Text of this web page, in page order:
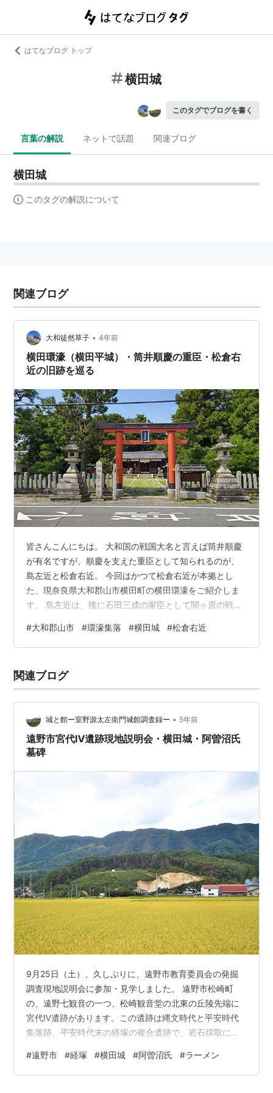
はてなブログ トップ
横田城
このタグでブログを書く
言葉の解説 ネットで話題 関連ブログ
横田城
このタグの解説について
関連ブログ
大和徒然草子 • 4年前
横田環濠（横田平城）・筒井順慶の重臣・松倉右
近の旧跡を巡る
皆さんこんにちは。 大和国の戦国大名と言えば筒井順慶
が有名ですが、順慶を支えた重臣として知られるのが、
島左近と松倉右近。 今回はかつて松倉右近が本拠とし
た、現奈良県大和郡山市横田町の横田環濠をご紹介しま
す。 島左近は、後に石田三成の家臣として関ヶ原の戦い
すが、同じ順慶の家臣であった松倉右近の知名度は、い
ささか低いかもしれませんね。 歴史に詳しい方なら、子
島原の乱を誘発したことで、記憶にとどめていらっしゃ
る方もおられるかなと思います。 平群町などで島左近
#大和郡山市 #環濠集落 #横田城 #松倉右近
関連ブログ
城と館ー室野源太左衛門城館調査録ー • 5年前
遠野市宮代Ⅳ遺跡現地説明会・横田城・阿曽沼氏
墓碑
9月25日（土）、久しぶりに、遠野市教育委員会の発掘
調査現地説明会に参加・見学しました。 遠野市松崎町
の、遠野七観音の一つ、松崎観音堂の北東の丘陵先端に
宮代Ⅳ遺跡があります。この遺跡は縄文時代と平安時代
集落跡、平安時代末の経塚の複合遺跡で、岩石採取に先
があるあたりが発掘調査区 北東から見た遺跡 丘陵の向か
って左端に経塚が３基確認されています。 先端の経塚と
#遠野市 #経塚 #横田城 #阿曽沼氏 #ラーメン